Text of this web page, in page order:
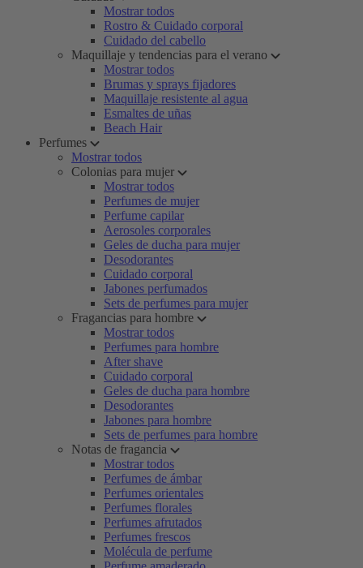
Mostrar todos
Rostro & Cuidado corporal
Cuidado del cabello
Maquillaje y tendencias para el verano
Mostrar todos
Brumas y sprays fijadores
Maquillaje resistente al agua
Esmaltes de uñas
Beach Hair
Perfumes
Mostrar todos
Colonias para mujer
Mostrar todos
Perfumes de mujer
Perfume capilar
Aerosoles corporales
Geles de ducha para mujer
Desodorantes
Cuidado corporal
Jabones perfumados
Sets de perfumes para mujer
Fragancias para hombre
Mostrar todos
Perfumes para hombre
After shave
Cuidado corporal
Geles de ducha para hombre
Desodorantes
Jabones para hombre
Sets de perfumes para hombre
Notas de fragancia
Mostrar todos
Perfumes de ámbar
Perfumes orientales
Perfumes florales
Perfumes afrutados
Perfumes frescos
Molécula de perfume